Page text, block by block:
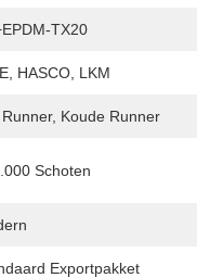
TX20
HASCO, LKM
Runner, Koude Runner
Schoten
Exportpakket